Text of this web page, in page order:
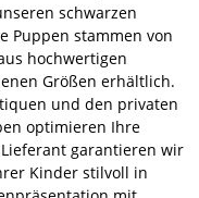
schwarzen
Puppen stammen von
hochwertigen
Größen erhältlich.
und den privaten
optimieren Ihre
garantieren wir
Kinder stilvoll in